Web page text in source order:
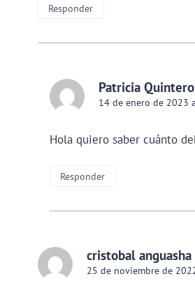
Responder
Patricia Quintero
14 de enero de 2023
Hola quiero saber cuánto
Responder
cristobal anguasha
25 de noviembre de